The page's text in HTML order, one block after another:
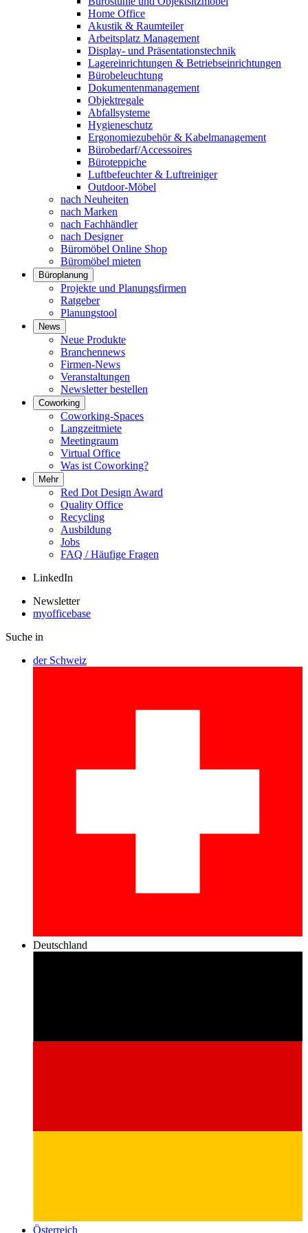
Home Office
Akustik & Raumteiler
Arbeitsplatz Management
Display- und Präsentationstechnik
Lagereinrichtungen & Betriebseinrichtungen
Bürobeleuchtung
Dokumentenmanagement
Objektregale
Abfallsysteme
Hygieneschutz
Ergonomiezubehör & Kabelmanagement
Bürobedarf/Accessoires
Büroteppiche
Luftbefeuchter & Luftreiniger
Outdoor-Möbel
nach Neuheiten
nach Marken
nach Fachhändler
nach Designer
Büromöbel Online Shop
Büromöbel mieten
Büroplanung
Projekte und Planungsfirmen
Ratgeber
Planungstool
News
Neue Produkte
Branchennews
Firmen-News
Veranstaltungen
Newsletter bestellen
Coworking
Coworking-Spaces
Langzeitmiete
Meetingraum
Virtual Office
Was ist Coworking?
Mehr
Red Dot Design Award
Quality Office
Recycling
Ausbildung
Jobs
FAQ / Häufige Fragen
LinkedIn
Newsletter
myofficebase
Suche in
der Schweiz
Deutschland
Österreich